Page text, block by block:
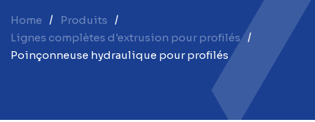
Home
Produits
Lignes complètes d'extrusion pour profilés
Poinçonneuse hydraulique pour profilés